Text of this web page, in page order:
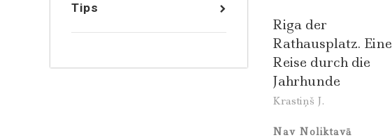
Tips
Riga der
Rathausplatz. Eine
Reise durch die
Jahrhunde
Krastiņš J.
Nav Noliktavā